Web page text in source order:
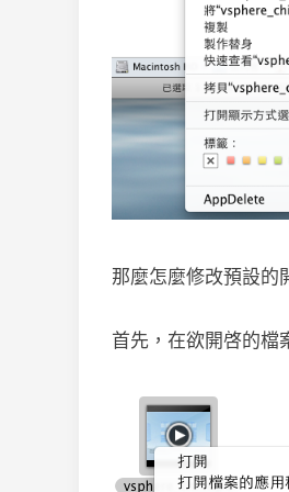
那麼怎麼修改預設的
首先，在欲開啓的檔